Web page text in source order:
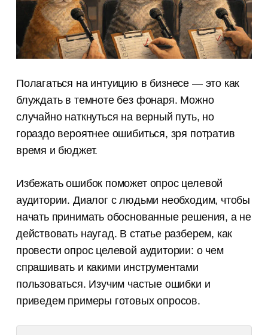
Полагаться на интуицию в бизнесе — это как
блуждать в темноте без фонаря. Можно
случайно наткнуться на верный путь, но
гораздо вероятнее ошибиться, зря потратив
время и бюджет.
Избежать ошибок поможет опрос целевой
аудитории. Диалог с людьми необходим, чтобы
начать принимать обоснованные решения, а не
действовать наугад. В статье разберем, как
провести опрос целевой аудитории: о чем
спрашивать и какими инструментами
пользоваться. Изучим частые ошибки и
приведем примеры готовых опросов.